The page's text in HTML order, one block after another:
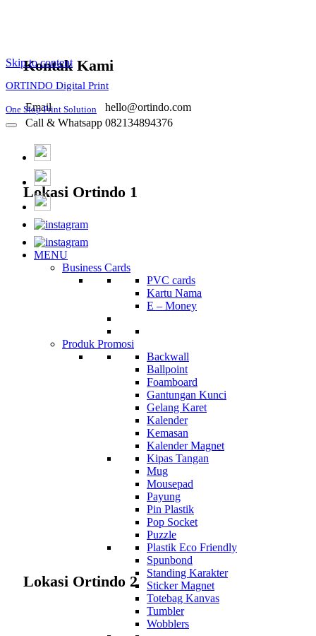
Skip to content
ORTINDO Digital Print
One Stop Print Solution
MENU
Business Cards
PVC cards
Kartu Nama
E – Money
Produk Promosi
Backwall
Ballpoint
Foamboard
Gantungan Kunci
Gelang Karet
Kalender
Kemasan
Kalender Magnet
Kipas Tangan
Mug
Mousepad
Payung
Pin Plastik
Pop Socket
Puzzle
Plastik Eco Friendly
Spunbond
Standing Karakter
Sticker Magnet
Totebag Kanvas
Tumbler
Wobblers
Kontak Kami
Email
hello@ortindo.com
Call & Whatsapp 082134894376
Lokasi Ortindo 1
Lokasi Ortindo 2